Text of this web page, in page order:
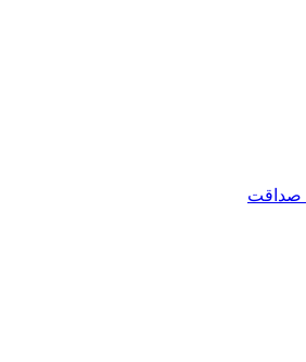
صداقت